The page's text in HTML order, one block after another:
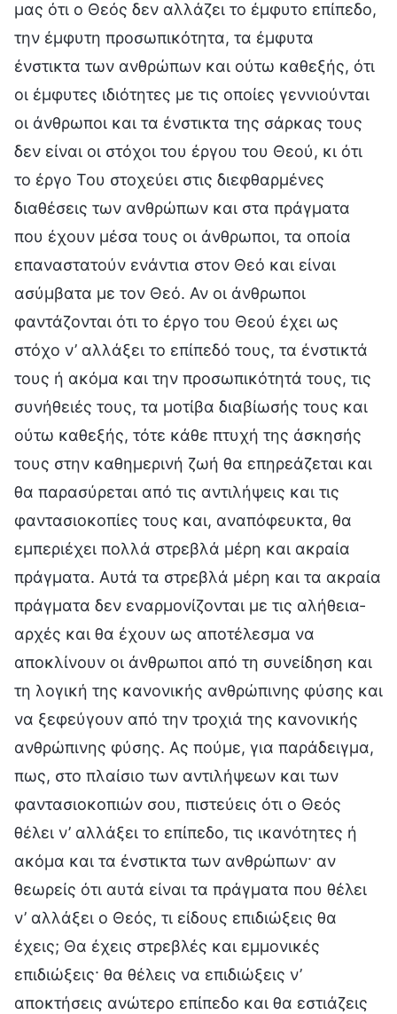
μας ότι ο Θεός δεν αλλάζει το έμφυτο επίπεδο,
την έμφυτη προσωπικότητα, τα έμφυτα
ένστικτα των ανθρώπων και ούτω καθεξής, ότι
οι έμφυτες ιδιότητες με τις οποίες γεννιούνται
οι άνθρωποι και τα ένστικτα της σάρκας τους
δεν είναι οι στόχοι του έργου του Θεού, κι ότι
το έργο Του στοχεύει στις διεφθαρμένες
διαθέσεις των ανθρώπων και στα πράγματα
που έχουν μέσα τους οι άνθρωποι, τα οποία
επαναστατούν ενάντια στον Θεό και είναι
ασύμβατα με τον Θεό. Αν οι άνθρωποι
φαντάζονται ότι το έργο του Θεού έχει ως
στόχο ν’ αλλάξει το επίπεδό τους, τα ένστικτά
τους ή ακόμα και την προσωπικότητά τους, τις
συνήθειές τους, τα μοτίβα διαβίωσής τους και
ούτω καθεξής, τότε κάθε πτυχή της άσκησής
τους στην καθημερινή ζωή θα επηρεάζεται και
θα παρασύρεται από τις αντιλήψεις και τις
φαντασιοκοπίες τους και, αναπόφευκτα, θα
εμπεριέχει πολλά στρεβλά μέρη και ακραία
πράγματα. Αυτά τα στρεβλά μέρη και τα ακραία
πράγματα δεν εναρμονίζονται με τις αλήθεια-
αρχές και θα έχουν ως αποτέλεσμα να
αποκλίνουν οι άνθρωποι από τη συνείδηση και
τη λογική της κανονικής ανθρώπινης φύσης και
να ξεφεύγουν από την τροχιά της κανονικής
ανθρώπινης φύσης. Ας πούμε, για παράδειγμα,
πως, στο πλαίσιο των αντιλήψεων και των
φαντασιοκοπιών σου, πιστεύεις ότι ο Θεός
θέλει ν’ αλλάξει το επίπεδο, τις ικανότητες ή
ακόμα και τα ένστικτα των ανθρώπων· αν
θεωρείς ότι αυτά είναι τα πράγματα που θέλει
ν’ αλλάξει ο Θεός, τι είδους επιδιώξεις θα
έχεις; Θα έχεις στρεβλές και εμμονικές
επιδιώξεις· θα θέλεις να επιδιώξεις ν’
αποκτήσεις ανώτερο επίπεδο και θα εστιάζεις